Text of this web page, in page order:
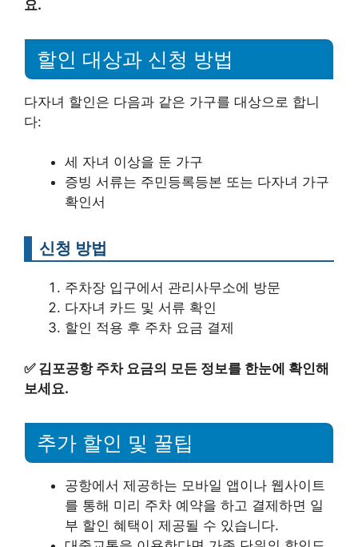
요.
할인 대상과 신청 방법
다자녀 할인은 다음과 같은 가구를 대상으로 합니
다:
세 자녀 이상을 둔 가구
증빙 서류는 주민등록등본 또는 다자녀 가구
확인서
신청 방법
주차장 입구에서 관리사무소에 방문
다자녀 카드 및 서류 확인
할인 적용 후 주차 요금 결제
✅ 김포공항 주차 요금의 모든 정보를 한눈에 확인해
보세요.
추가 할인 및 꿀팁
공항에서 제공하는 모바일 앱이나 웹사이트
를 통해 미리 주차 예약을 하고 결제하면 일
부 할인 혜택이 제공될 수 있습니다.